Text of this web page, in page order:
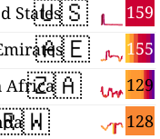
🇺🇸 159
States
🇦🇪 155
🇿🇦 129
Africa
🇷🇼 128